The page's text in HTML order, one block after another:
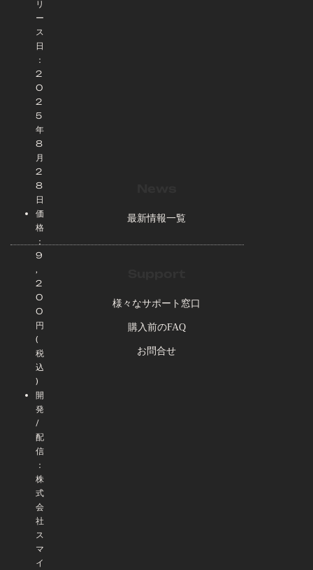
リ
ー
ス
日
：
2
0
2
5
年
8
月
2
8
日
価
格
：
9
,
2
0
0
円
(
税
込
)
開
発
/
配
信
：
株
式
会
社
ス
マ
イ
最新情報一覧
様々なサポート窓口
購入前のFAQ
お問合せ